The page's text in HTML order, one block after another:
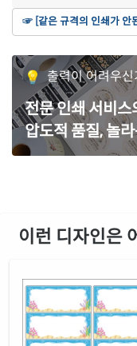
갈색 크라프트
CL427KR-
녹색 모조
CL427TG-
노란색 모조
CL427TY-
CJ427-DX193
흰색 광택 방수
CJ427LU-
☞ [같은 규격의 인쇄가 안
출력이 어려우신
전문 인쇄 서비스
압도적 품질, 놀
이런 디자인은